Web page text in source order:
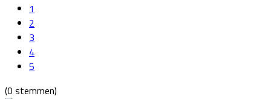
1
2
3
4
5
(0 stemmen)